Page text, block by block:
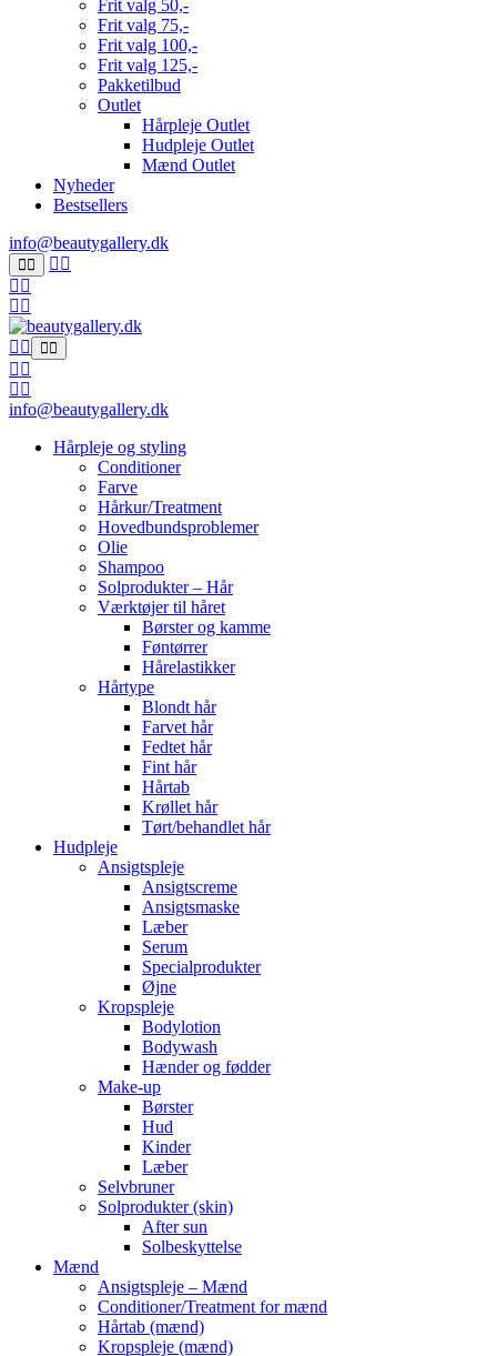
Frit valg 50,-
Frit valg 75,-
Frit valg 100,-
Frit valg 125,-
Pakketilbud
Outlet
Hårpleje Outlet
Hudpleje Outlet
Mænd Outlet
Nyheder
Bestsellers
info@beautygallery.dk
info@beautygallery.dk
Hårpleje og styling
Conditioner
Farve
Hårkur/Treatment
Hovedbundsproblemer
Olie
Shampoo
Solprodukter – Hår
Værktøjer til håret
Børster og kamme
Føntørrer
Hårelastikker
Hårtype
Blondt hår
Farvet hår
Fedtet hår
Fint hår
Hårtab
Krøllet hår
Tørt/behandlet hår
Hudpleje
Ansigtspleje
Ansigtscreme
Ansigtsmaske
Læber
Serum
Specialprodukter
Øjne
Kropspleje
Bodylotion
Bodywash
Hænder og fødder
Make-up
Børster
Hud
Kinder
Læber
Selvbruner
Solprodukter (skin)
After sun
Solbeskyttelse
Mænd
Ansigtspleje – Mænd
Conditioner/Treatment for mænd
Hårtab (mænd)
Kropspleje (mænd)